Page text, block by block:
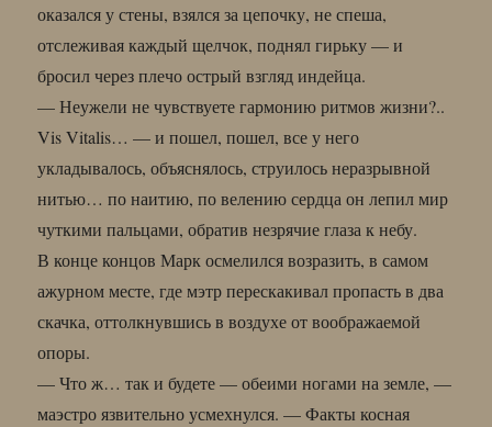
оказался у стены, взялся за цепочку, не спеша,
отслеживая каждый щелчок, поднял гирьку — и
бросил через плечо острый взгляд индейца.
— Неужели не чувствуете гармонию ритмов жизни?..
Vis Vitalis… — и пошел, пошел, все у него
укладывалось, объяснялось, струилось неразрывной
нитью… по наитию, по велению сердца он лепил мир
чуткими пальцами, обратив незрячие глаза к небу.
В конце концов Марк осмелился возразить, в самом
ажурном месте, где мэтр перескакивал пропасть в два
скачка, оттолкнувшись в воздухе от воображаемой
опоры.
— Что ж… так и будете — обеими ногами на земле, —
маэстро язвительно усмехнулся. — Факты косная